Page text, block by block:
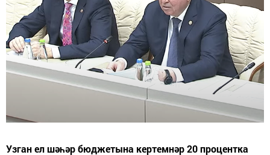
Узган ел шәһәр бюджетына кертемнәр 20 процентка